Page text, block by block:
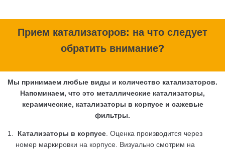
Прием катализаторов: на что следует
обратить внимание?
Мы принимаем любые виды и количество катализаторов.
Напоминаем, что это металлические катализаторы,
керамические, катализаторы в корпусе и сажевые
фильтры.
Катализаторы в корпусе . Оценка производится через
номер маркировки на корпусе. Визуально смотрим на